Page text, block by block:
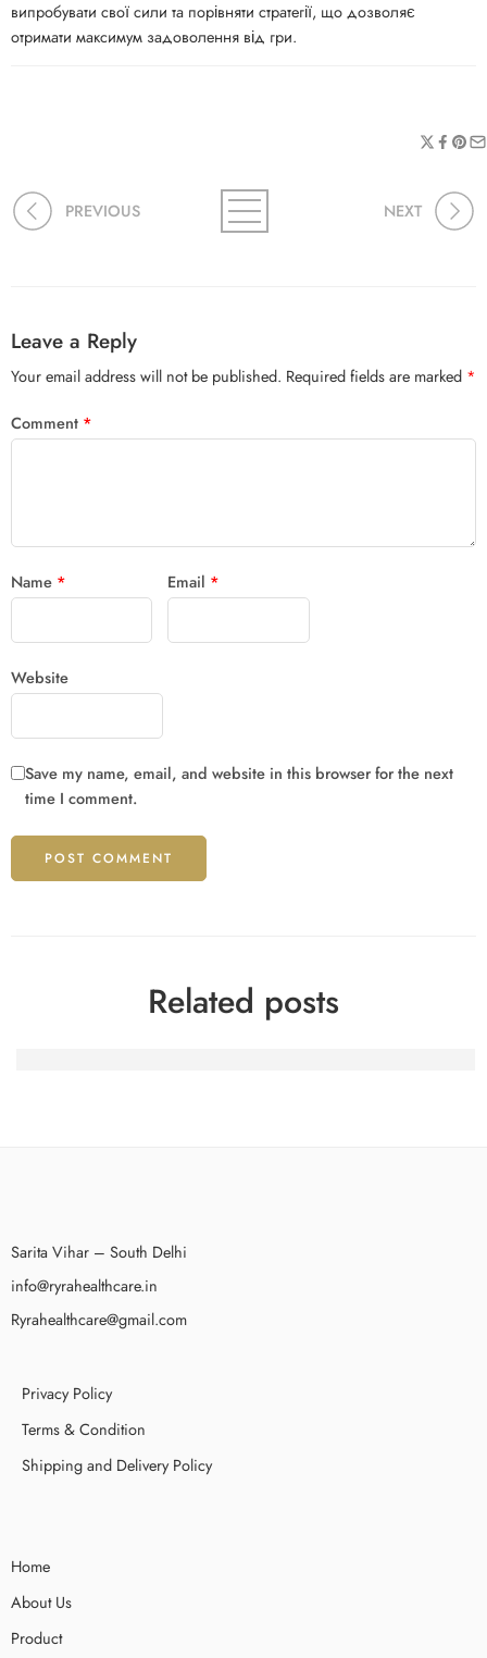
випробувати свої сили та порівняти стратегії, що дозволяє
отримати максимум задоволення від гри.
PREVIOUS NEXT
Leave a Reply
Your email address will not be published. Required fields are marked *
Comment *
Name * Email *
Website
Save my name, email, and website in this browser for the next
time I comment.
Related posts
Sarita Vihar – South Delhi
info@ryrahealthcare.in
Ryrahealthcare@gmail.com
Privacy Policy
Terms & Condition
Shipping and Delivery Policy
Home
About Us
Product